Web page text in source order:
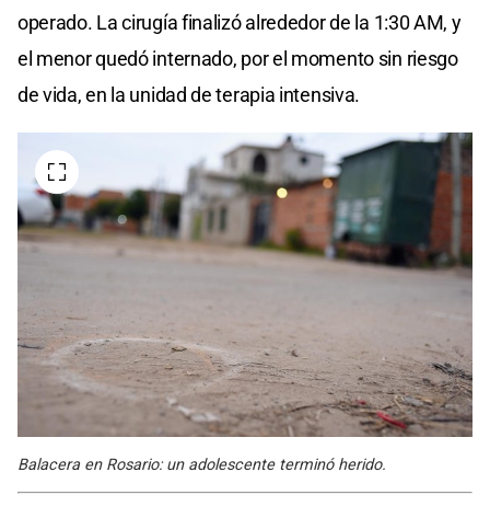
operado. La cirugía finalizó alrededor de la 1:30 AM, y
el menor quedó internado, por el momento sin riesgo
de vida, en la unidad de terapia intensiva.
Balacera en Rosario: un adolescente terminó herido.